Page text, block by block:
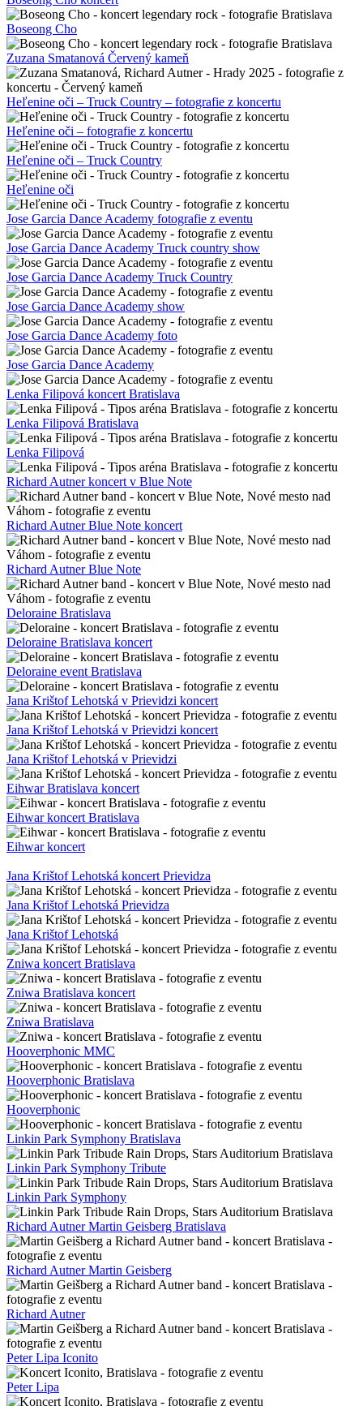
Boseong Cho
Zuzana Smatanová Červený kameň
Heľenine oči – Truck Country – fotografie z koncertu
Heľenine oči – fotografie z koncertu
Heľenine oči – Truck Country
Heľenine oči
Jose Garcia Dance Academy fotografie z eventu
Jose Garcia Dance Academy Truck country show
Jose Garcia Dance Academy Truck Country
Jose Garcia Dance Academy show
Jose Garcia Dance Academy foto
Jose Garcia Dance Academy
Lenka Filipová koncert Bratislava
Lenka Filipová Bratislava
Lenka Filipová
Richard Autner koncert v Blue Note
Richard Autner Blue Note koncert
Richard Autner Blue Note
Deloraine Bratislava
Deloraine Bratislava koncert
Deloraine event Bratislava
Jana Krištof Lehotská v Prievidzi koncert
Jana Krištof Lehotská v Prievidzi koncert
Jana Krištof Lehotská v Prievidzi
Eihwar Bratislava koncert
Eihwar koncert Bratislava
Eihwar koncert
Jana Krištof Lehotská koncert Prievidza
Jana Krištof Lehotská Prievidza
Jana Krištof Lehotská
Zniwa koncert Bratislava
Zniwa Bratislava koncert
Zniwa Bratislava
Hooverphonic MMC
Hooverphonic Bratislava
Hooverphonic
Linkin Park Symphony Bratislava
Linkin Park Symphony Tribute
Linkin Park Symphony
Richard Autner Martin Geisberg Bratislava
Richard Autner Martin Geisberg
Richard Autner
Peter Lipa Iconito
Peter Lipa